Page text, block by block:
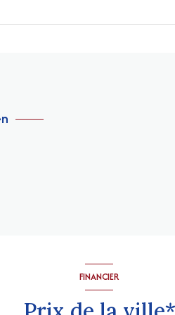
FINANCIER